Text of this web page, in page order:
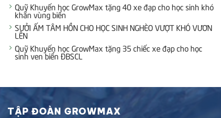
Quỹ Khuyến học GrowMax tặng 40 xe đạp cho học sinh khó
khăn vùng biển
SƯỞI ẤM TÂM HỒN CHO HỌC SINH NGHÈO VƯỢT KHÓ VƯƠN
LÊN
Quỹ Khuyến học GrowMax tặng 35 chiếc xe đạp cho học
sinh ven biển ĐBSCL
TẬP ĐOÀN GROWMAX